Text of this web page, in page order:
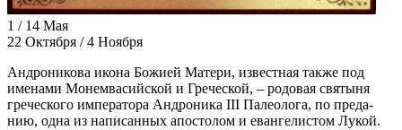
1 / 14 Мая
22 Октября / 4 Ноября
Ан­д­ро­ни­кова ико­на Бо­жи­ей Ма­те­ри, из­вест­ная так­же под
име­на­ми Мо­нем­ва­сий­ской и Гре­че­ской, – ро­до­вая свя­ты­ня
гре­че­ско­го им­пе­ра­то­ра Ан­д­ро­ни­ка III Па­лео­ло­га, по пре­да­
нию, од­на из на­пи­сан­ных апо­сто­лом и еван­ге­ли­стом Лу­кой.